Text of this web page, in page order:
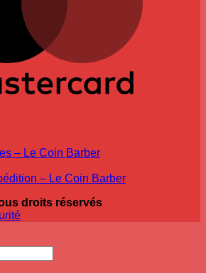
– Le Coin Barber
– Le Coin Barber
droits réservés